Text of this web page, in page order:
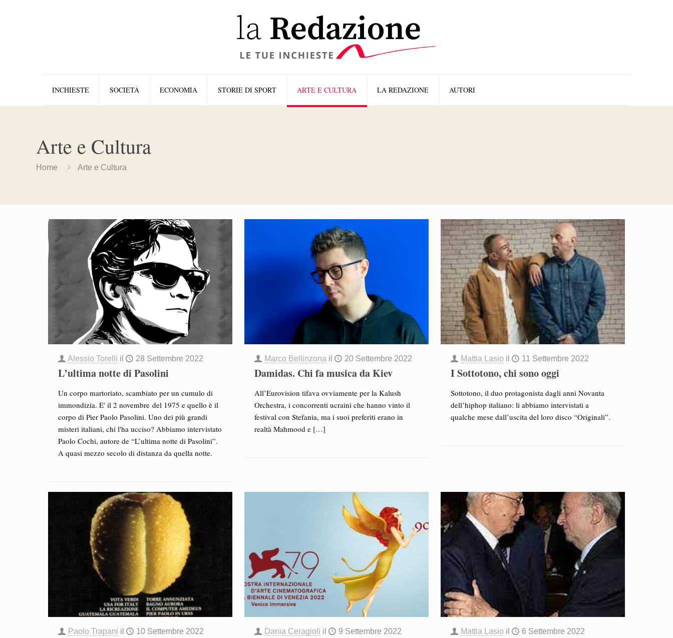
INCHIESTE SOCIETÀ ECONOMIA STORIE DI SPORT ARTE E CULTURA LA REDAZIONE AUTORI
Arte e Cultura
Home Arte e Cultura
Alessio Torelli il 28 Settembre 2022
L’ultima notte di Pasolini
Un corpo martoriato, scambiato per un cumulo di
immondizia. E' il 2 novembre del 1975 e quello è il
corpo di Pier Paolo Pasolini. Uno dei più grandi
misteri italiani, chi l'ha ucciso? Abbiamo intervistato
Paolo Cochi, autore de “L’ultima notte di Pasolini”.
A quasi mezzo secolo di distanza da quella notte.
Marco Bellinzona il 20 Settembre 2022
Damidas. Chi fa musica da Kiev
All’Eurovision tifava ovviamente per la Kalush
Orchestra, i concorrenti ucraini che hanno vinto il
festival con Stefania, ma i suoi preferiti erano in
realtà Mahmood e[…]
Mattia Lasio il 11 Settembre 2022
I Sottotono, chi sono oggi
Sottotono, il duo protagonista dagli anni Novanta
dell’hiphop italiano: li abbiamo intervistati a
qualche mese dall’uscita del loro disco “Originali”.
Paolo Trapani il 10 Settembre 2022 Dania Ceragioli il 9 Settembre 2022 Mattia Lasio il 6 Settembre 2022